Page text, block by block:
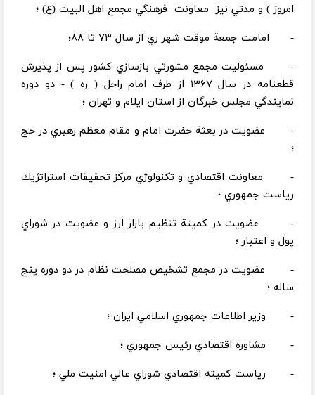
امروز ) و مدتي نيز معاونت فرهنگي مجمع اهل البيت (ع) ؛
- امامت جمعة موقت شهر ري از سال ۷۳ تا ۸۸؛
- مسئوليت مجمع مشورتي بازسازي كشور پس از پذيرش
قطعنامه در سال ۱۳۶۷ از طرف امام راحل ( ره ) - دو دوره
نمايندگي مجلس خبرگان از استان ايلام و تهران ؛
- عضويت در بعثة حضرت امام و مقام معظم رهبري در حج
؛
- معاونت اقتصادي و تكنولوژي مركز تحقيقات استراتژيك
رياست جمهوري ؛
- عضويت در كميتة تنظيم بازار ارز و عضويت در شوراي
پول و اعتبار ؛
- عضويت در مجمع تشخيص مصلحت نظام در دو دوره پنج
ساله ؛
- وزير اطلاعات جمهوري اسلامي ايران ؛
- مشاوره اقتصادي رئيس جمهوري ؛
- رياست كميته اقتصادي شوراي عالي امنيت ملي ؛